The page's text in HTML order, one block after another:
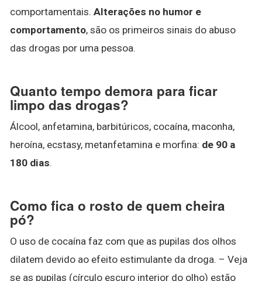
comportamentais. Alterações no humor e
comportamento, são os primeiros sinais do abuso
das drogas por uma pessoa.
Quanto tempo demora para ficar
limpo das drogas?
Álcool, anfetamina, barbitúricos, cocaína, maconha,
heroína, ecstasy, metanfetamina e morfina: de 90 a
180 dias.
Como fica o rosto de quem cheira
pó?
O uso de cocaína faz com que as pupilas dos olhos
dilatem devido ao efeito estimulante da droga. – Veja
se as pupilas (círculo escuro interior do olho) estão